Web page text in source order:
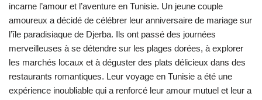
incarne l’amour et l’aventure en Tunisie. Un jeune couple
amoureux a décidé de célébrer leur anniversaire de mariage sur
l’île paradisiaque de Djerba. Ils ont passé des journées
merveilleuses à se détendre sur les plages dorées, à explorer
les marchés locaux et à déguster des plats délicieux dans des
restaurants romantiques. Leur voyage en Tunisie a été une
expérience inoubliable qui a renforcé leur amour mutuel et leur a